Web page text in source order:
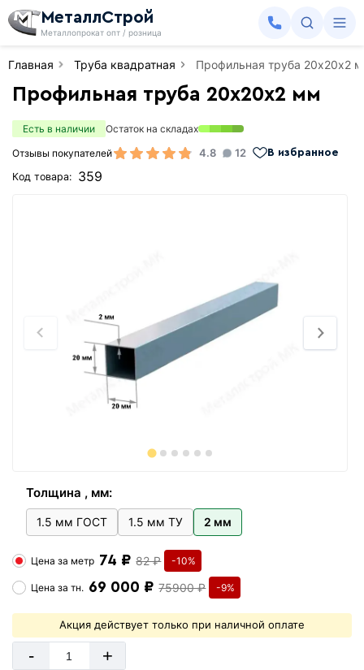
МеталлСтрой
Металлопрокат опт / розница
Главная Труба квадратная Профильная труба 20х20х2
Профильная труба 20х20х2 мм
Есть в наличии
Остаток на складах
Отзывы покупателей
4.8 12 В избранное
Код товара: 359
Толщина , мм:
1.5 мм ГОСТ 1.5 мм ТУ 2 мм
Цена за метр 74 ₽ 82 ₽ -10%
Цена затн. 69 000 ₽ 75900 ₽ -9%
Акция действует только при наличной оплате
- +